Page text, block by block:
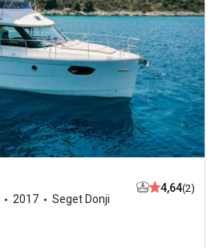
2017 Seget Donji
4,64(2)